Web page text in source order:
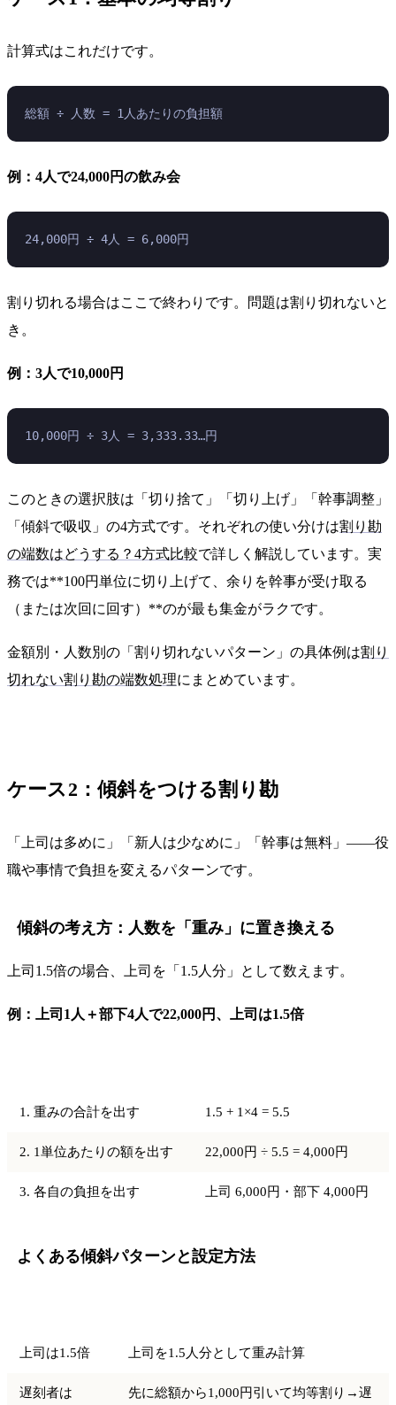
計算式はこれだけです。
総額 ÷ 人数 = 1人あたりの負担額
例：4人で24,000円の飲み会
24,000円 ÷ 4人 = 6,000円
割り切れる場合はここで終わりです。問題は割り切れないと
き。
例：3人で10,000円
10,000円 ÷ 3人 = 3,333.33…円
このときの選択肢は「切り捨て」「切り上げ」「幹事調整」
「傾斜で吸収」の4方式です。それぞれの使い分けは割り勘
の端数はどうする？4方式比較で詳しく解説しています。実
務では**100円単位に切り上げて、余りを幹事が受け取る
（または次回に回す）**のが最も集金がラクです。
金額別・人数別の「割り切れないパターン」の具体例は割り
切れない割り勘の端数処理にまとめています。
ケース2：傾斜をつける割り勘
「上司は多めに」「新人は少なめに」「幹事は無料」——役
職や事情で負担を変えるパターンです。
傾斜の考え方：人数を「重み」に置き換える
上司1.5倍の場合、上司を「1.5人分」として数えます。
例：上司1人＋部下4人で22,000円、上司は1.5倍
1. 重みの合計を出す 1.5 + 1×4 = 5.5
2. 1単位あたりの額を出す 22,000円 ÷ 5.5 = 4,000円
3. 各自の負担を出す 上司 6,000円・部下 4,000円
よくある傾斜パターンと設定方法
上司は1.5倍 上司を1.5人分として重み計算
遅刻者は
先に総額から1,000円引いて均等割り→遅